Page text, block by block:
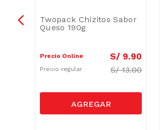
Twopack Chizitos Sabor
Queso 190g
Precio Online S/ 9.90
Precio regular S/13.00